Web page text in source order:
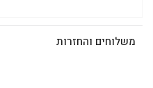
משלוחים והחזרות